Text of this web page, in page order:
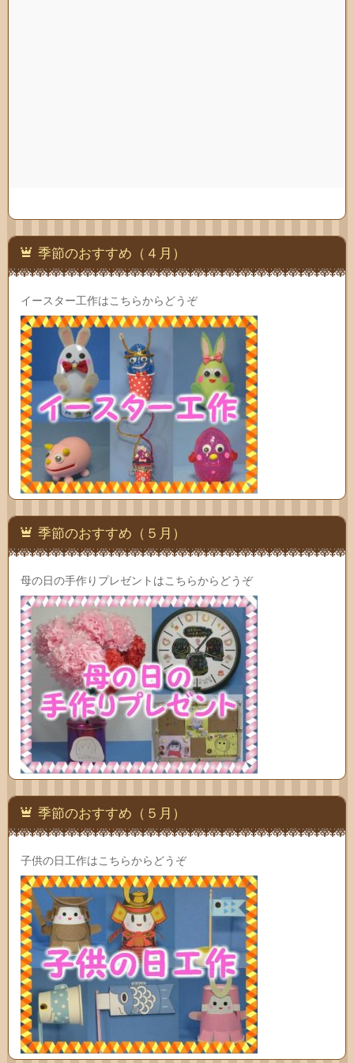
季節のおすすめ（４月）
イースター工作はこちらからどうぞ
季節のおすすめ（５月）
母の日の手作りプレゼントはこちらからどうぞ
季節のおすすめ（５月）
子供の日工作はこちらからどうぞ